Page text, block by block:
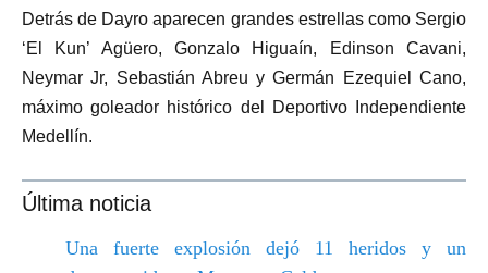
Detrás de Dayro aparecen grandes estrellas como Sergio
‘El Kun’ Agüero, Gonzalo Higuaín, Edinson Cavani,
Neymar Jr, Sebastián Abreu y Germán Ezequiel Cano,
máximo goleador histórico del Deportivo Independiente
Medellín.
Última noticia
Una fuerte explosión dejó 11 heridos y un